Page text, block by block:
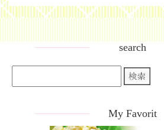
search
My Favorit